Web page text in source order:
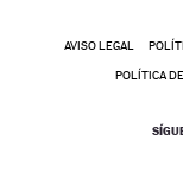
AVISO LEGAL
POLÍTICA